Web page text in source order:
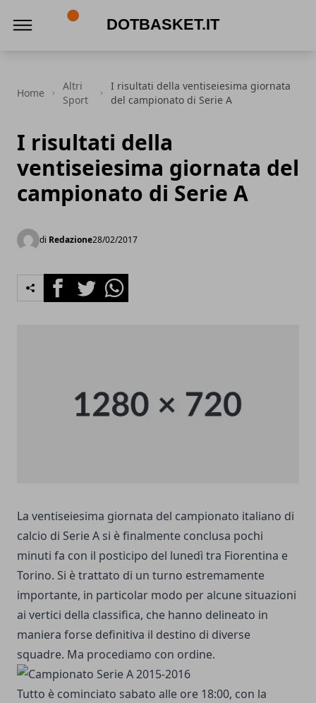
Home
Altri
Sport
I risultati della ventiseiesima giornata
del campionato di Serie A
I risultati della
ventiseiesima giornata del
campionato di Serie A
di Redazione28/02/2017
FacebookTwitterWhatsapp
La ventiseiesima giornata del campionato italiano di
calcio di Serie A si è finalmente conclusa pochi
minuti fa con il posticipo del lunedì tra Fiorentina e
Torino. Si è trattato di un turno estremamente
importante, in particolar modo per alcune situazioni
ai vertici della classifica, che hanno delineato in
maniera forse definitiva il destino di diverse
squadre. Ma procediamo con ordine.
Tutto è cominciato sabato alle ore 18:00, con la